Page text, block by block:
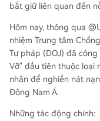
bắt giữ liên quan đến
Hôm nay, thông qua
nhiệm Trung tâm
Tư pháp (DOJ) đã
Vỡ" đầu tiên thuộc loại
nhân để nghiền nát
Đông Nam Á.
Những tác động chính: